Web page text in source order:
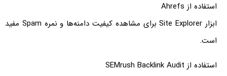
استفاده از Ahrefs
ابزار Site Explorer برای مشاهده کیفیت دامنه‌ها و نمره Spam مفید
است.
استفاده از SEMrush Backlink Audit